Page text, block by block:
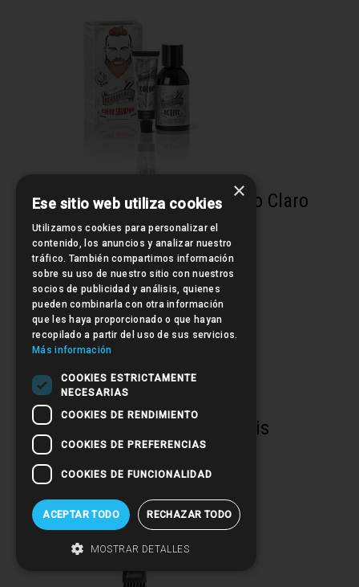
Champú de color - Castaño Claro
Champú de color - Gris
×
Ese sitio web utiliza cookies
Utilizamos cookies para personalizar el
contenido, los anuncios y analizar nuestro
tráfico. También compartimos información
sobre su uso de nuestro sitio con nuestros
socios de publicidad y análisis, quienes
pueden combinarla con otra información
que les haya proporcionado o que hayan
recopilado a partir del uso de sus servicios.
Más información
COOKIES ESTRICTAMENTE
NECESARIAS
COOKIES DE RENDIMIENTO
COOKIES DE PREFERENCIAS
COOKIES DE FUNCIONALIDAD
ACEPTAR TODO RECHAZAR TODO
MOSTRAR DETALLES